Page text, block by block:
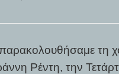
παρακολουθήσαμε
Ρέντη, την